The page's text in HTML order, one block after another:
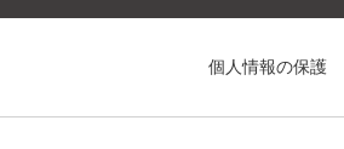
個人情報の保護